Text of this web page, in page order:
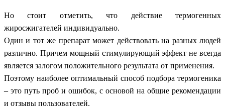
Но стоит отметить, что действие термогенных
жиросжигателей индивидуально.
Один и тот же препарат может действовать на разных людей
различно. Причем мощный стимулирующий эффект не всегда
является залогом положительного результата от применения.
Поэтому наиболее оптимальный способ подбора термогеника
– это путь проб и ошибок, с основой на общие рекомендации
и отзывы пользователей.